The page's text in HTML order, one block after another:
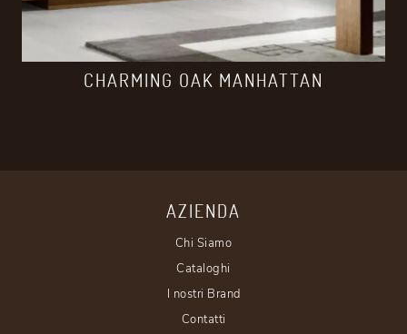
CHARMING OAK MANHATTAN
AZIENDA
Chi Siamo
Cataloghi
I nostri Brand
Contatti